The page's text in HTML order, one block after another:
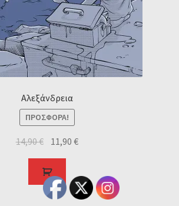
Αλεξάνδρεια
ΠΡΟΣΦΟΡΆ!
14,90€ 11,90€